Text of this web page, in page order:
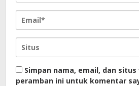
Simpan nama, email, dan situs
peramban ini untuk komentar